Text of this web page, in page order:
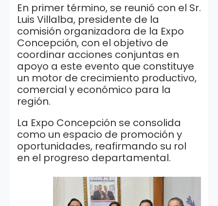
En primer término, se reunió con el Sr.
Luis Villalba, presidente de la
comisión organizadora de la Expo
Concepción, con el objetivo de
coordinar acciones conjuntas en
apoyo a este evento que constituye
un motor de crecimiento productivo,
comercial y económico para la
región.
La Expo Concepción se consolida
como un espacio de promoción y
oportunidades, reafirmando su rol
en el progreso departamental.